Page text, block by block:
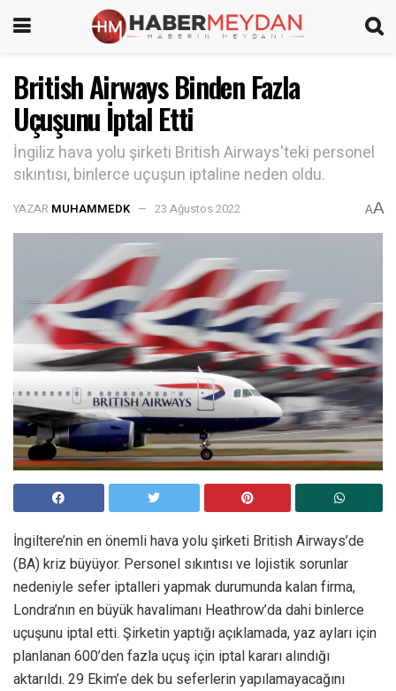
British Airways Binden Fazla
Uçuşunu İptal Etti
İngiliz hava yolu şirketi British Airways'teki personel
sıkıntısı, binlerce uçuşun iptaline neden oldu.
YAZAR MUHAMMEDK 23 Ağustos 2022 AA
İngiltere’nin en önemli hava yolu şirketi British Airways’de
(BA) kriz büyüyor. Personel sıkıntısı ve lojistik sorunlar
nedeniyle sefer iptalleri yapmak durumunda kalan firma,
Londra’nın en büyük havalimanı Heathrow’da dahi binlerce
uçuşunu iptal etti. Şirketin yaptığı açıklamada, yaz ayları için
planlanan 600’den fazla uçuş için iptal kararı alındığı
aktarıldı. 29 Ekim’e dek bu seferlerin yapılamayacağını